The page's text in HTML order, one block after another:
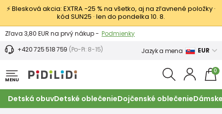
⚡ Blesková akcia: EXTRA −25 % na všetko, aj na zľavnené položky ·
kód SUN25 · len do pondelka 10. 8.
Výmena a vrátenie tovaru - Zobraziť
Zľava 3,80 EUR na prvý nákup - Podmienky
+420 725 518 759 (Po-Pi: 8-15) Jazyk a mena EUR
MENU
0
Detská obuvDetské oblečenieDojčenské oblečenie